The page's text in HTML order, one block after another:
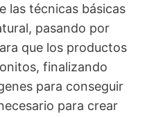
las técnicas básicas
pasando por
que los productos
finalizando
para conseguir
para crear